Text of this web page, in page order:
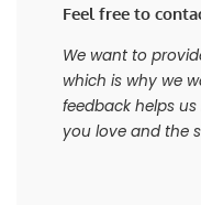
Feel free to
We want to
which is why we
feedback helps
you love and the